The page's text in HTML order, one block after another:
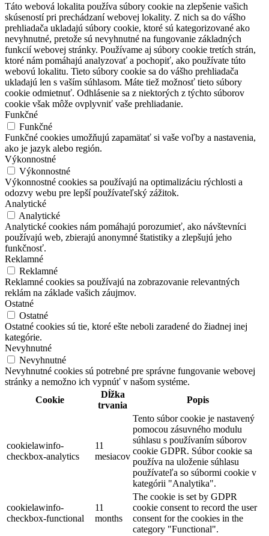
Táto webová lokalita používa súbory cookie na zlepšenie vašich
skúseností pri prechádzaní webovej lokality. Z nich sa do vášho
prehliadača ukladajú súbory cookie, ktoré sú kategorizované ako
nevyhnutné, pretože sú nevyhnutné na fungovanie základných
funkcií webovej stránky. Používame aj súbory cookie tretích strán,
ktoré nám pomáhajú analyzovať a pochopiť, ako používate túto
webovú lokalitu. Tieto súbory cookie sa do vášho prehliadača
ukladajú len s vaším súhlasom. Máte tiež možnosť tieto súbory
cookie odmietnuť. Odhlásenie sa z niektorých z týchto súborov
cookie však môže ovplyvniť vaše prehliadanie.
Funkčné
Funkčné
Funkčné cookies umožňujú zapamätať si vaše voľby a nastavenia,
ako je jazyk alebo región.
Výkonnostné
Výkonnostné
Výkonnostné cookies sa používajú na optimalizáciu rýchlosti a
odozvy webu pre lepší používateľský zážitok.
Analytické
Analytické
Analytické cookies nám pomáhajú porozumieť, ako návštevníci
používajú web, zbierajú anonymné štatistiky a zlepšujú jeho
funkčnosť.
Reklamné
Reklamné
Reklamné cookies sa používajú na zobrazovanie relevantných
reklám na základe vašich záujmov.
Ostatné
Ostatné
Ostatné cookies sú tie, ktoré ešte neboli zaradené do žiadnej inej
kategórie.
Nevyhnutné
Nevyhnutné
Nevyhnutné cookies sú potrebné pre správne fungovanie webovej
stránky a nemožno ich vypnúť v našom systéme.
Cookie
Dĺžka
trvania
Popis
cookielawinfo-
checkbox-analytics
11
mesiacov
Tento súbor cookie je nastavený
pomocou zásuvného modulu
súhlasu s používaním súborov
cookie GDPR. Súbor cookie sa
používa na uloženie súhlasu
používateľa so súbormi cookie v
kategórii "Analytika".
cookielawinfo-
checkbox-functional
11
months
The cookie is set by GDPR
cookie consent to record the user
consent for the cookies in the
category "Functional".